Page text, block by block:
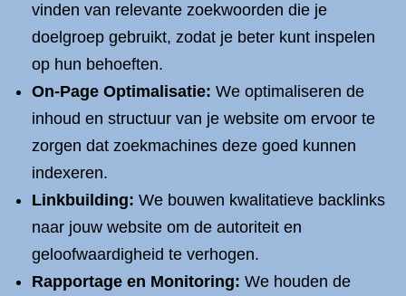
vinden van relevante zoekwoorden die je
doelgroep gebruikt, zodat je beter kunt inspelen
op hun behoeften.
On-Page Optimalisatie: We optimaliseren de
inhoud en structuur van je website om ervoor te
zorgen dat zoekmachines deze goed kunnen
indexeren.
Linkbuilding: We bouwen kwalitatieve backlinks
naar jouw website om de autoriteit en
geloofwaardigheid te verhogen.
Rapportage en Monitoring: We houden de